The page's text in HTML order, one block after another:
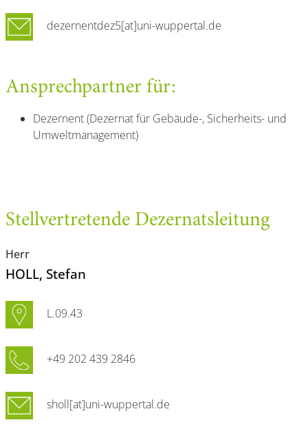
Ansprechpartner für:
Dezernent (Dezernat für Gebäude-, Sicherheits- und
Umweltmanagement)
dezernentdez5[at]uni-wuppertal.de
Stellvertretende Dezernatsleitung
Herr
HOLL, Stefan
L.09.43
+49 202 439 2846
sholl[at]uni-wuppertal.de